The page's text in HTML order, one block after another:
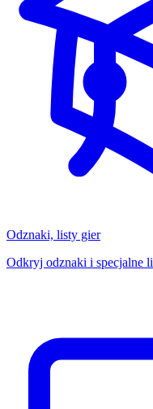
Odznaki, listy gier
Odkryj odznaki i specjalne